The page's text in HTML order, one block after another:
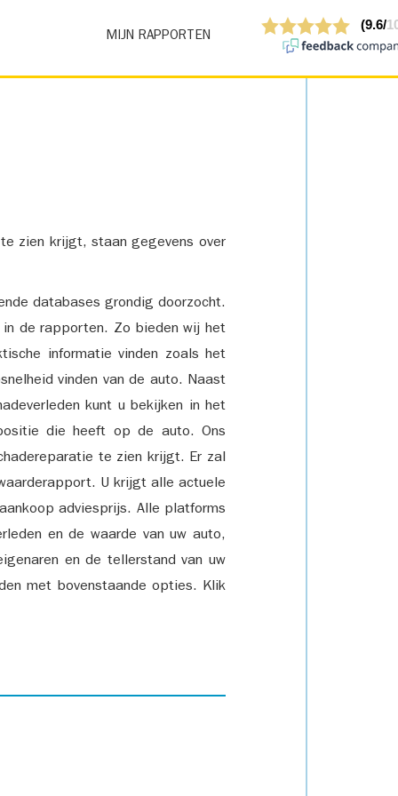
MIJN RAPPORTEN
zien krijgt, staan gegevens over
databases grondig doorzocht.
de rapporten. Zo bieden wij het
informatie vinden zoals het
vinden van de auto. Naast
kunt u bekijken in het
die heeft op de auto. Ons
te zien krijgt. Er zal
U krijgt alle actuele
adviesprijs. Alle platforms
en de waarde van uw auto,
en de tellerstand van uw
met bovenstaande opties. Klik